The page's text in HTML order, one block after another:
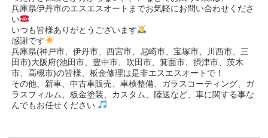
兵庫県伊丹市のエスエスオートまでお気軽にお問い合わせくださ
い
いつも皆様ありがとうございます
感謝です
兵庫県(神戸市、伊丹市、西宮市、尼崎市、宝塚市、川西市、三
田市)大阪府(池田市、豊中市、吹田市、箕面市、摂津市、茨木
市、高槻市)の皆様、板金修理は是非エスエスオートで！
その他、新車、中古車販売、車検整備、ガラスコーティング、ガ
ラスフィルム、板金塗装、カスタム、陸送など、車に関する事な
んでもお任せください